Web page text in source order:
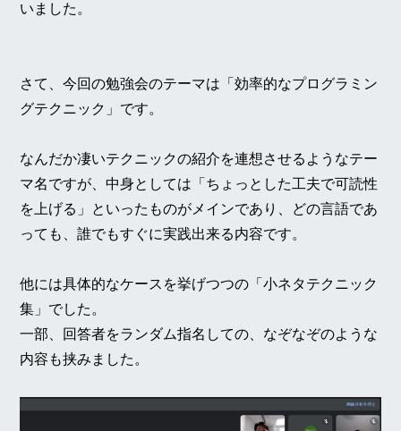
いました。
さて、今回の勉強会のテーマは「効率的なプログラミン
グテクニック」です。
なんだか凄いテクニックの紹介を連想させるようなテー
マ名ですが、中身としては「ちょっとした工夫で可読性
を上げる」といったものがメインであり、どの言語であ
っても、誰でもすぐに実践出来る内容です。
他には具体的なケースを挙げつつの「小ネタテクニック
集」でした。
一部、回答者をランダム指名しての、なぞなぞのような
内容も挟みました。